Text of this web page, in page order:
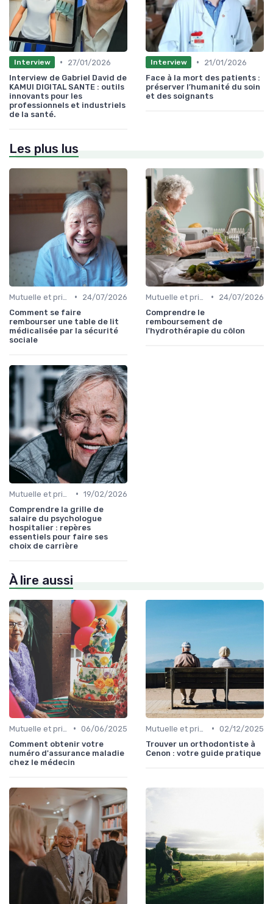
Interview •
27/01/2026
Interview de Gabriel David de
KAMUI DIGITAL SANTE : outils
innovants pour les
professionnels et industriels
de la santé.
Interview •
21/01/2026
Face à la mort des patients :
préserver l’humanité du soin
et des soignants
Les plus lus
•
24/07/2026
Comment se faire
rembourser une table de lit
médicalisée par la sécurité
sociale
•
24/07/2026
Comprendre le
remboursement de
l'hydrothérapie du côlon
• 19/02/2026
Comprendre la grille de
salaire du psychologue
hospitalier : repères
essentiels pour faire ses
choix de carrière
À lire aussi
• 06/06/2025
Comment obtenir votre
numéro d'assurance maladie
chez le médecin
• 02/12/2025
Trouver un orthodontiste à
Cenon : votre guide pratique